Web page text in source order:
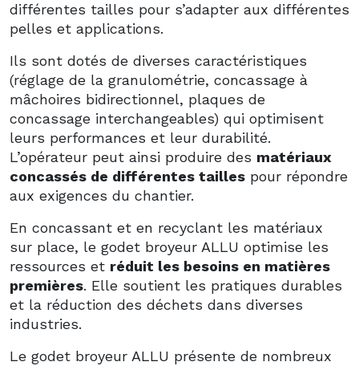
différentes tailles pour s’adapter aux différentes
pelles et applications.
Ils sont dotés de diverses caractéristiques
(réglage de la granulométrie, concassage à
mâchoires bidirectionnel, plaques de
concassage interchangeables) qui optimisent
leurs performances et leur durabilité.
L’opérateur peut ainsi produire des matériaux
concassés de différentes tailles pour répondre
aux exigences du chantier.
En concassant et en recyclant les matériaux
sur place, le godet broyeur ALLU optimise les
ressources et réduit les besoins en matières
premières. Elle soutient les pratiques durables
et la réduction des déchets dans diverses
industries.
Le godet broyeur ALLU présente de nombreux